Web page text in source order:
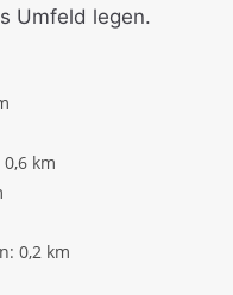
Umfeld legen.
0,6 km
0,2 km